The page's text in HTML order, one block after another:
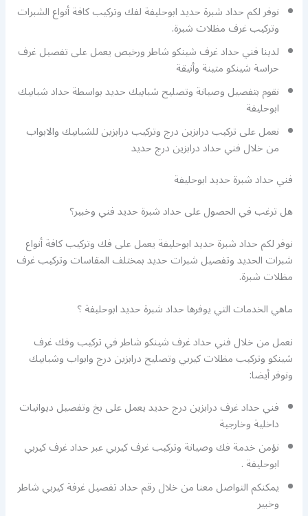
نوفر لكم حداد شبرة حديد ابوحليفة لفك وتركيب كافة أنواع الشبرات
وتركيب غرف مظلات شبرة.
لدينا فني حداد غرف شينكو شاطر ورخيص يعمل على تفصيل غرف
حراسة شينكو متينة وأنيقة
نقوم بتفصيل وصيانة وتصليح شبابيك حديد بواسطة حداد شبابيك
ابوحليفة
نعمل على تركيب درابزين درج وتركيب درابزين للشبابيك والابواب
من خلال فني حداد درابزين درج حديد
فني حداد شبرة حديد ابوحليفة
هل ترغب في الحصول على حداد شبرة حديد فني وخبير؟
نوفر لكم حداد شبرة حديد ابوحليفة يعمل على فك وتركيب كافة أنواع
شبرات الحديد وتفصيل شبرات حديد بمختلف المقاسات وتركيب غرف
مظلات شبرة.
ماهي الخدمات التي يوفرها حداد شبرة حديد ابوحليفة ؟
نعمل من خلال فني حداد غرف شينكو شاطر في تركيب وفك غرف
شينكو وتركيب مظلات كيربي وتصليح درابزين درج وابواب وشبابيك
ونوفر أيضا:
فني حداد غرف درابزين درج حديد يعمل على بخ وتفصيل ديوانيات
داخلية وخارجية
نؤمن خدمة فك وصيانة وتركيب غرف كيربي عبر حداد غرف كيربي
ابوحليفة .
يمكنكم التواصل معنا من خلال رقم حداد تفصيل غرفة كيربي شاطر
وخبير